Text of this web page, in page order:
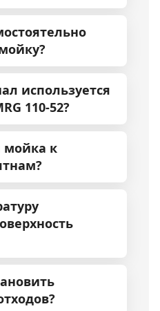
используется
110-52?
мойка к